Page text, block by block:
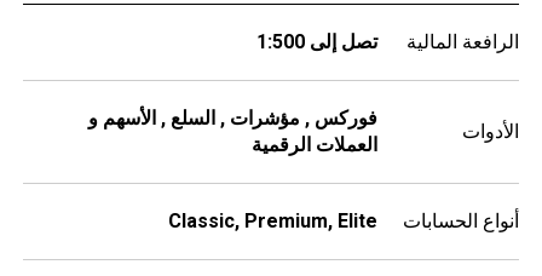
الرافعة المالية تصل إلى 1:500
الأدوات
فوركس , مؤشرات , السلع , الأسهم و
العملات الرقمية
أنواع الحسابات Classic, Premium, Elite